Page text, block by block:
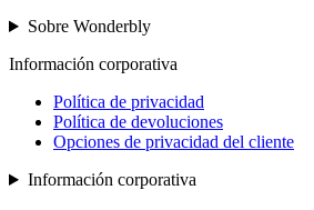
Sobre Wonderbly
Información corporativa
Política de privacidad
Política de devoluciones
Opciones de privacidad del cliente
Información corporativa